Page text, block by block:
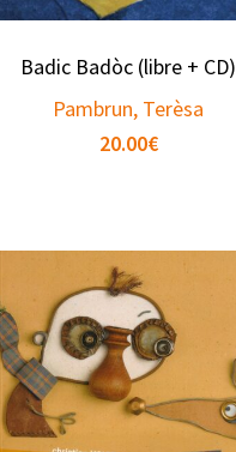
Badic Badòc (libre + CD)
Pambrun, Terèsa
20.00€